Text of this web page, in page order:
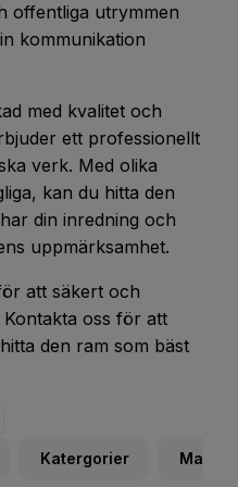
offentliga utrymmen
kommunikation
med kvalitet och
ett professionellt
verk. Med olika
kan du hitta den
din inredning och
uppmärksamhet.
att säkert och
Kontakta oss för att
den ram som bäst
Katergorier